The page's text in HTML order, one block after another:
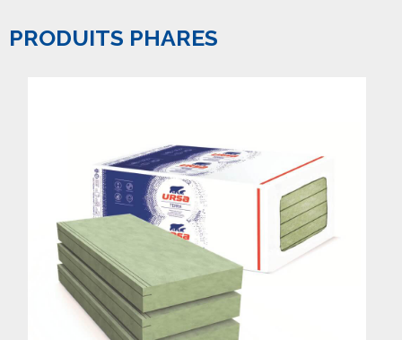
PRODUITS PHARES